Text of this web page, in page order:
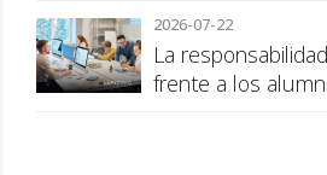
2026-07-22
La
frente a los